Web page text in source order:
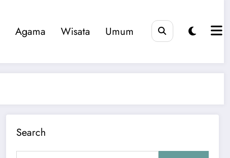
Agama Wisata Umum
Search